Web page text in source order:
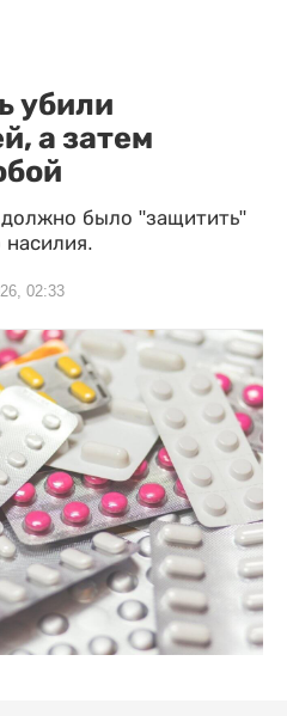
убили
а затем
было "защитить"
насилия.
02:33